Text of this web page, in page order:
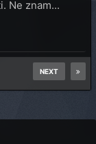
Ne znam...
NEXT